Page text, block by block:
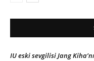
IU eski sevgilisi Jang